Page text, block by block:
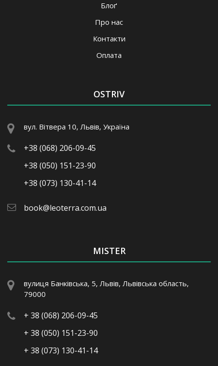
Блоґ
Про нас
Контакти
Оплата
OSTRIV
вул. Вітвера 10, Львів, Україна
+38 (068) 206-09-45
+38 (050) 151-23-90
+38 (073) 130-41-14
book@leoterra.com.ua
MISTER
вулиця Банківська, 5, Львів, Львівська область,
79000
+ 38 (068) 206-09-45
+ 38 (050) 151-23-90
+ 38 (073) 130-41-14